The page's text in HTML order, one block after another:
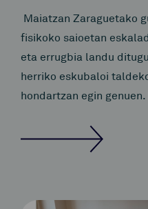
Maiatzan Zaraguetako
fisikoko saioetan
eta errugbia landu
herriko eskubaloi
hondartzan egin genuen.